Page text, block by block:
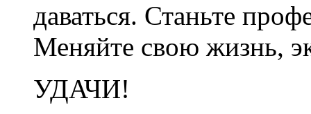
даваться. Станьте
Меняйте свою жизнь,
УДАЧИ!